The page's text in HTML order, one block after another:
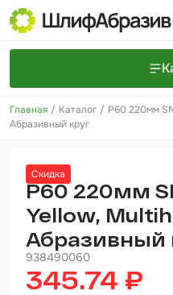
Шлифовальные
Полировальные
Нетканые
Инструменты
Главная Каталог
Р60 220мм
Абразивный круг
Скидка
Р60 220мм
Yellow,
Абразивный
938490060
345.74 ₽